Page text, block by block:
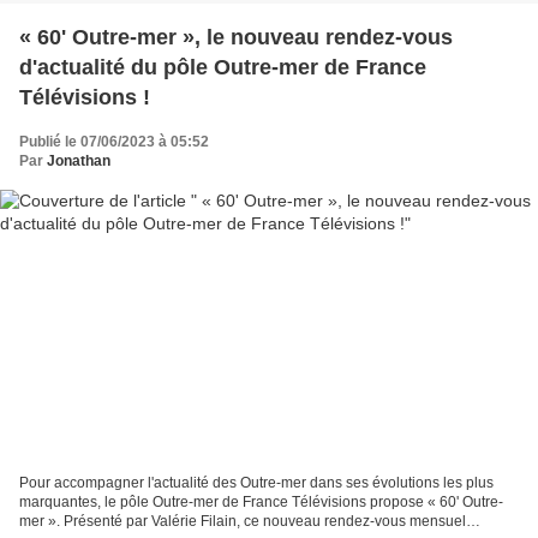
« 60' Outre-mer », le nouveau rendez-vous
d'actualité du pôle Outre-mer de France
Télévisions !
Publié le 07/06/2023 à 05:52
Par Jonathan
Pour accompagner l'actualité des Outre-mer dans ses évolutions les plus
marquantes, le pôle Outre-mer de France Télévisions propose « 60' Outre-
mer ». Présenté par Valérie Filain, ce nouveau rendez-vous mensuel